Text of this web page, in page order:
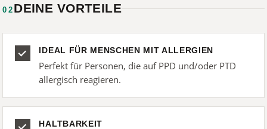
02 DEINE VORTEILE
IDEAL FÜR MENSCHEN MIT ALLERGIEN
Perfekt für Personen, die auf PPD und/oder PTD
allergisch reagieren.
HALTBARKEIT